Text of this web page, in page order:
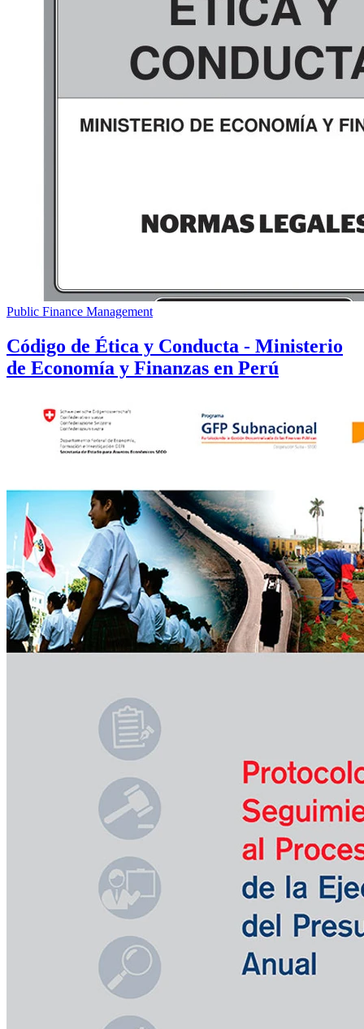
Public Finance Management
Código de Ética y Conducta - Ministerio
de Economía y Finanzas en Perú